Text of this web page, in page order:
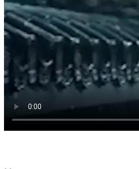
Click to unmute